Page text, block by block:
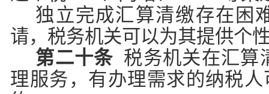
独立完成汇算清缴存在困
请，税务机关可以为其提供个
第二十条 税务机关在汇算
理服务，有办理需求的纳税人